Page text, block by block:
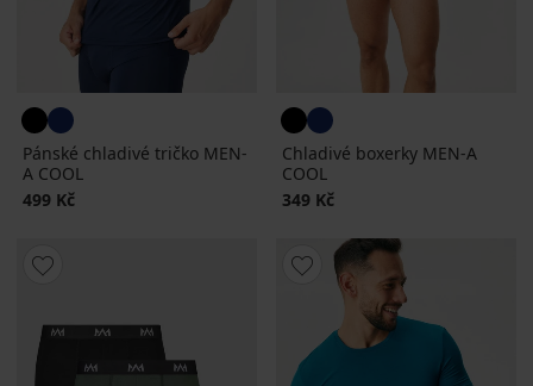
Pánské chladivé tričko MEN-
A COOL
499 Kč
Chladivé boxerky MEN-A
COOL
349 Kč